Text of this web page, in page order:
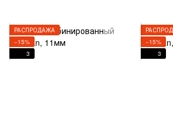
РАСПРОДАЖА
−15%
3
−15%
3